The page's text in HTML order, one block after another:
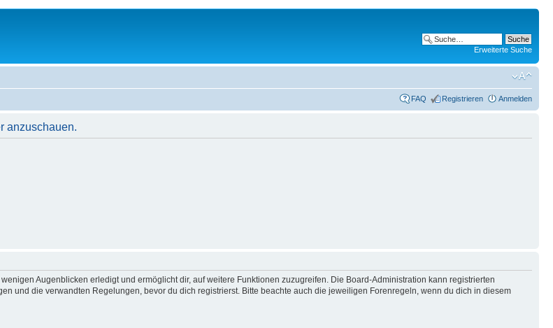
Erweiterte Suche
FAQ Registrieren Anmelden
anzuschauen.
Augenblicken erledigt und ermöglicht dir, auf weitere Funktionen zuzugreifen. Die Board-Administration kann registrierten
und die verwandten Regelungen, bevor du dich registrierst. Bitte beachte auch die jeweiligen Forenregeln, wenn du dich in diesem